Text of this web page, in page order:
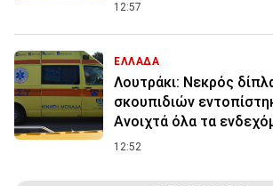
12:57
ΕΛΛΑΔΑ
Λουτράκι: Νεκρός
σκουπιδιών
Ανοιχτά όλα τα
12:52